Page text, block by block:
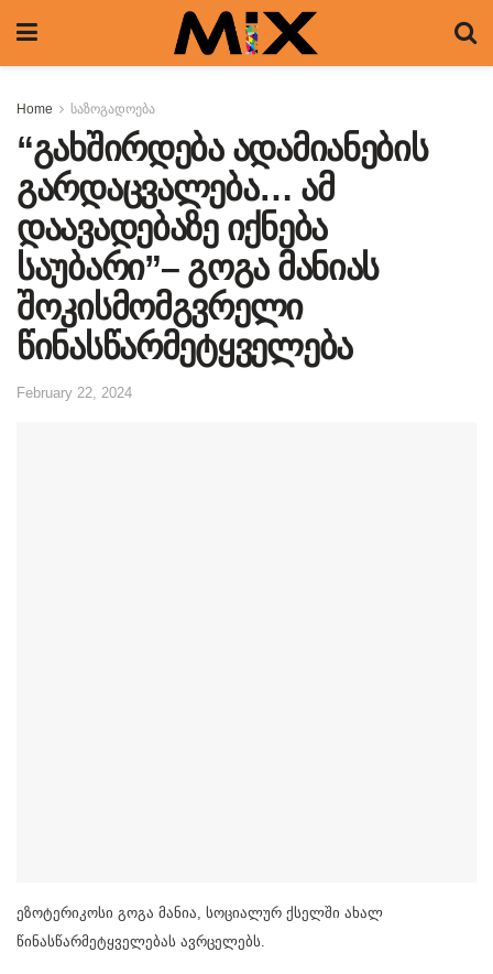
Home საზოგადოება
“გახშირდება ადამიანების
გარდაცვალება… ამ
დაავადებაზე იქნება
საუბარი”– გოგა მანიას
შოკისმომგვრელი
წინასწარმეტყველება
February 22, 2024
ეზოტერიკოსი გოგა მანია, სოციალურ ქსელში ახალ
წინასწარმეტყველებას ავრცელებს.